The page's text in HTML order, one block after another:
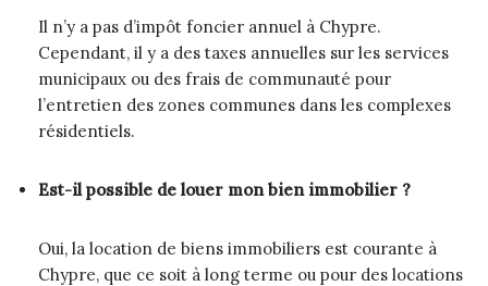
Il n’y a pas d’impôt foncier annuel à Chypre.
Cependant, il y a des taxes annuelles sur les services
municipaux ou des frais de communauté pour
l’entretien des zones communes dans les complexes
résidentiels.
Est-il possible de louer mon bien immobilier ?
Oui, la location de biens immobiliers est courante à
Chypre, que ce soit à long terme ou pour des locations